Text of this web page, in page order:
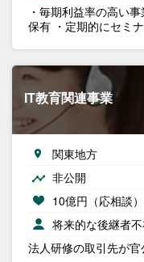
・毎期利益率の高い
保有 ・定期的にセミ
IT教育関連事業
関東地方
非公開
10億円（応相談）
将来的な後継者
法人研修の取引先が